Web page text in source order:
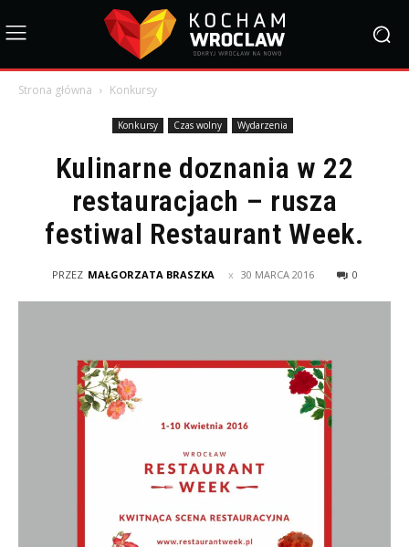
Strona główna Konkursy
Konkursy Czas wolny Wydarzenia
Kulinarne doznania w 22
restauracjach – rusza
festiwal Restaurant Week.
PRZEZ MAŁGORZATA BRASZKA 30 MARCA 2016 0